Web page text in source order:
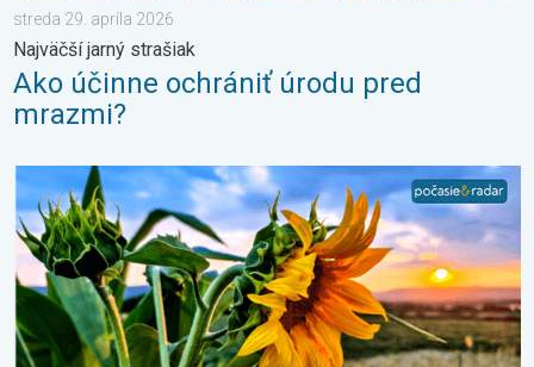
streda 29. apríla 2026
Najväčší jarný strašiak
Ako účinne ochrániť úrodu pred
mrazmi?
Žatva, dovolenky a najteplejšie počasie. Mesiac júl. . . sobota